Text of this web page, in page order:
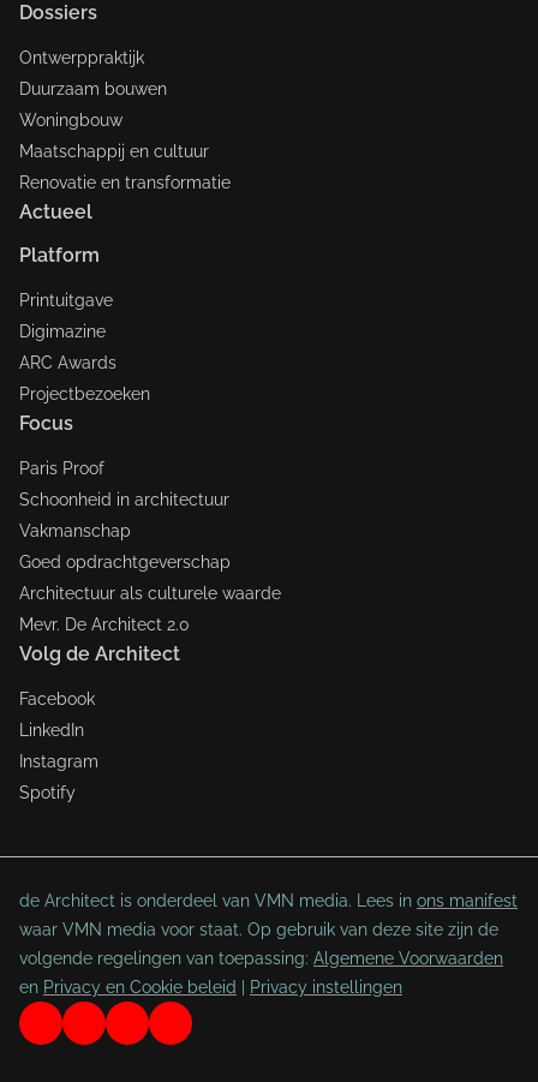
Dossiers
Ontwerppraktijk
Duurzaam bouwen
Woningbouw
Maatschappij en cultuur
Renovatie en transformatie
Actueel
Platform
Printuitgave
Digimazine
ARC Awards
Projectbezoeken
Focus
Paris Proof
Schoonheid in architectuur
Vakmanschap
Goed opdrachtgeverschap
Architectuur als culturele waarde
Mevr. De Architect 2.0
Volg de Architect
Facebook
LinkedIn
Instagram
Spotify
de Architect is onderdeel van VMN media. Lees in ons manifest
waar VMN media voor staat. Op gebruik van deze site zijn de
volgende regelingen van toepassing: Algemene Voorwaarden
en Privacy en Cookie beleid Privacy instellingen